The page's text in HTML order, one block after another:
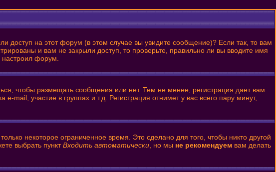
доступ на этот форум (в этом случае вы увидите сообщение)? Если так, то вам
и вам не закрыли доступ, то проверьте, правильно ли вы вводите имя
форум.
чтобы размещать сообщения или нет. Тем не менее, регистрация дает вам
участие в группах и т.д. Регистрация отнимет у вас всего пару минут,
некоторое ограниченное время. Это сделано для того, чтобы никто другой
выбрать пунктВходить автоматически , но мы не рекомендуем вам делать